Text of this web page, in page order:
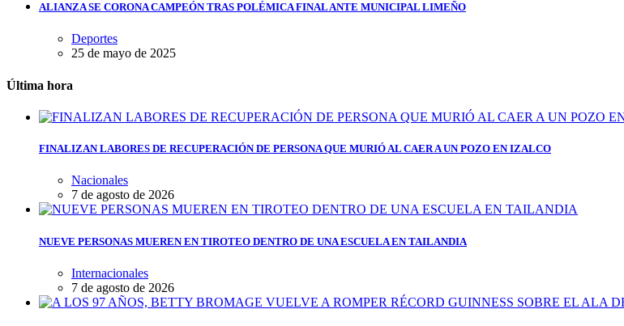
ALIANZA SE CORONA CAMPEÓN TRAS POLÉMICA FINAL ANTE MUNICIPAL LIMEÑO
Deportes
25 de mayo de 2025
Última hora
FINALIZAN LABORES DE RECUPERACIÓN DE PERSONA QUE MURIÓ AL CAER A UN POZO EN IZALCO
Nacionales
7 de agosto de 2026
NUEVE PERSONAS MUEREN EN TIROTEO DENTRO DE UNA ESCUELA EN TAILANDIA
Internacionales
7 de agosto de 2026